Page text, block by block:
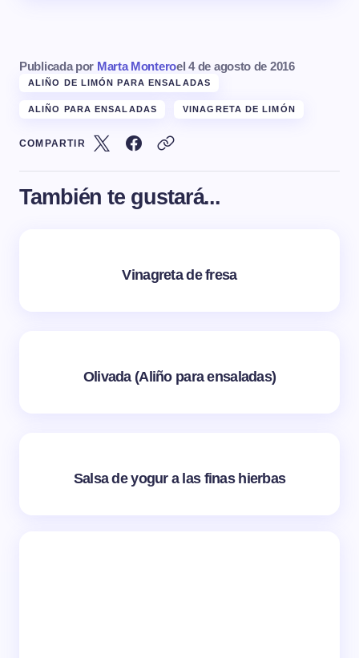
Publicada por Marta Monteroel 4 de agosto de 2016
ALIÑO DE LIMÓN PARA ENSALADAS
ALIÑO PARA ENSALADAS VINAGRETA DE LIMÓN
COMPARTIR
También te gustará...
Vinagreta de fresa
Olivada (Aliño para ensaladas)
Salsa de yogur a las finas hierbas